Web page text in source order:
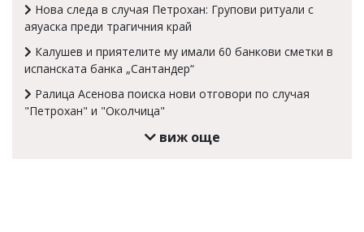
носи
отговорност
тях!
откриете
обиден
Нова следа в случая Петрохан: Групови ритуали с
аяуаска преди трагичния край
Калушев и приятелите му имали 60 банкови сметки в
испанската банка „Сантандер“
Ралица Асенова поиска нови отговори по случая
"Петрохан" и "Околчица"
виж още